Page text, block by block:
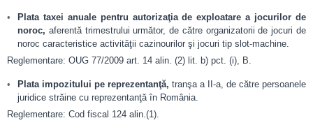
Plata taxei anuale pentru autorizaţia de exploatare a jocurilor de
noroc, aferentă trimestrului următor, de către organizatorii de jocuri de
noroc caracteristice activităţii cazinourilor şi jocuri tip slot-machine.
Reglementare: OUG 77/2009 art. 14 alin. (2) lit. b) pct. (i), B.
Plata impozitului pe reprezentanţă, tranşa a II-a, de către persoanele
juridice străine cu reprezentanţă în România.
Reglementare: Cod fiscal 124 alin.(1).